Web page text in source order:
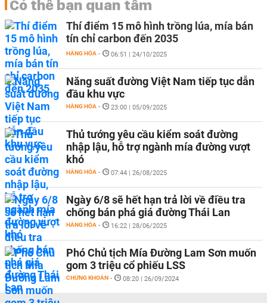
Có thể bạn quan tâm
Thí điểm 15 mô hình trồng lúa, mía bán
tín chỉ carbon đến 2035
HÀNG HÓA - 06:51 | 24/10/2025
Năng suất đường Việt Nam tiếp tục dẫn
đầu khu vực
HÀNG HÓA - 23:00 | 05/09/2025
Thủ tướng yêu cầu kiểm soát đường
nhập lậu, hỗ trợ ngành mía đường vượt
khó
HÀNG HÓA - 07:44 | 26/08/2025
Ngày 6/8 sẽ hết hạn trả lời về điều tra
chống bán phá giá đường Thái Lan
HÀNG HÓA - 16:22 | 28/06/2025
Phó Chủ tịch Mía Đường Lam Sơn muốn
gom 3 triệu cổ phiếu LSS
CHỨNG KHOÁN - 08:20 | 26/09/2024